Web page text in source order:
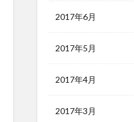
2017年6月
2017年5月
2017年4月
2017年3月